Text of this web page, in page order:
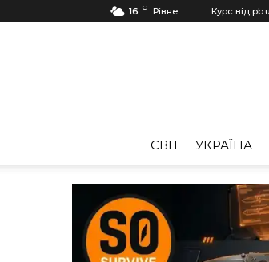
16 C Рівне Курс від
CВІТ УКРАЇНА